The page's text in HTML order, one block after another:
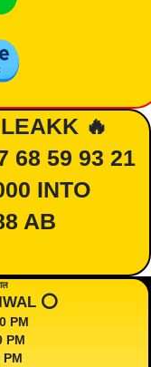
🔥
68 59 93 21
INTO
AB
⭕️
PM
PM
PM